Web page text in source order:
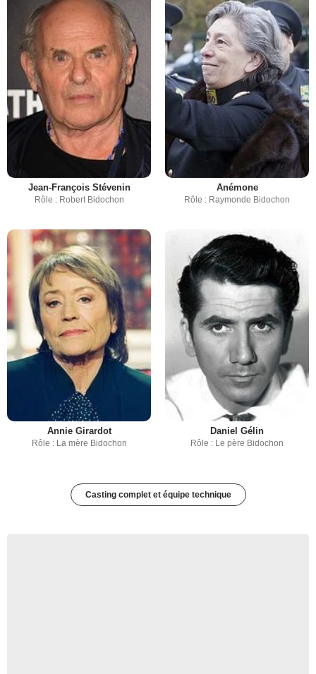
Jean-François Stévenin
Rôle : Robert Bidochon
Anémone
Rôle : Raymonde Bidochon
Annie Girardot
Rôle : La mère Bidochon
Daniel Gélin
Rôle : Le père Bidochon
Casting complet et équipe technique